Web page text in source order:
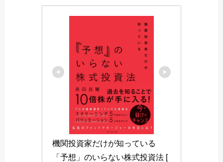
機関投資家だけが知っている
「予想」のいらない株式投資法 [